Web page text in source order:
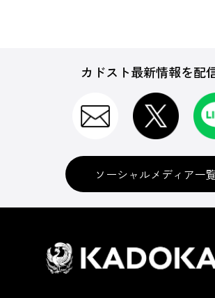
カドスト最新情報を配
ソーシャルメディア一